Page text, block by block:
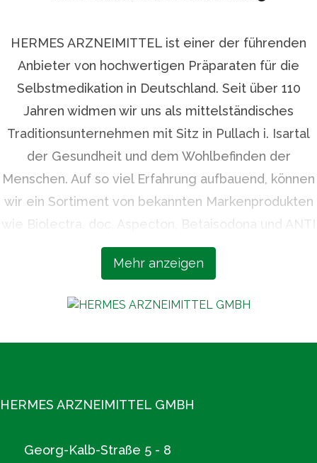
Mehr anzeigen
HERMES ARZNEIMITTEL ist einer der führenden
Anbieter von hochwertigen Präparaten für die
Selbstmedikation in Deutschland. Seit über 110
Jahren widmen wir uns als mittelständisches
Traditionsunternehmen mit Sitz in Pullach i. Isartal
der Gesundheit und dem Wohlbefinden der
Menschen. Auf so viel Erfahrung aufbauend, können
wir ein Sortiment von bekannten Markenprodukten
wie Biolectra, doc, Aspecton, Betaisodona und ANTI
BRUMM bieten, die höchsten Qualitätsansprüchen
und neuesten wissenschaftlichen Erkenntnissen
HERMES ARZNEIMITTEL GMBH
Georg-Kalb-Straße 5 - 8